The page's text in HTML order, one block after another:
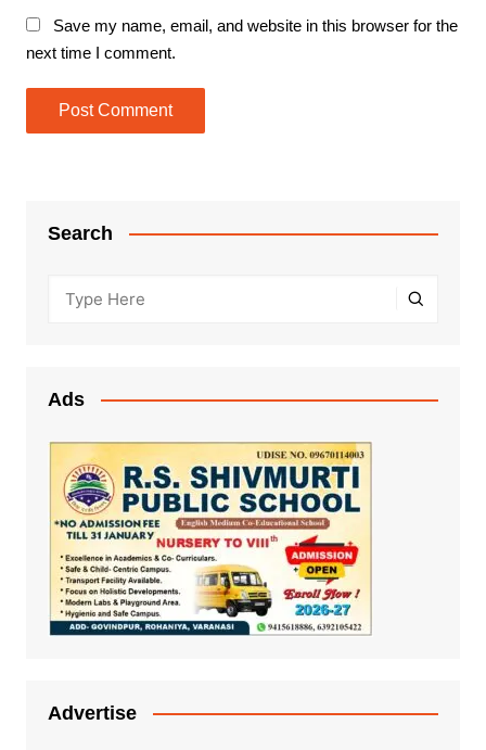
Save my name, email, and website in this browser for the
next time I comment.
Search
Ads
Advertise